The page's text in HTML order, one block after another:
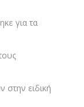
για τα
στην ειδική